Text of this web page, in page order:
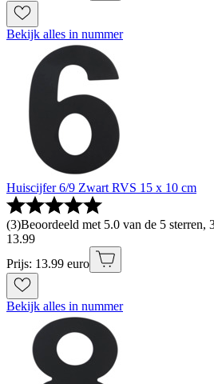
Bekijk alles in nummer
Huiscijfer 6/9 Zwart RVS 15 x 10 cm
(3)Beoordeeld met 5.0 van de 5 sterren,
13.99
Prijs: 13.99 euro
Bekijk alles in nummer